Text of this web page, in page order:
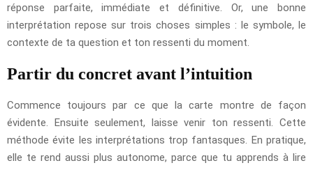
réponse parfaite, immédiate et définitive. Or, une bonne
interprétation repose sur trois choses simples : le symbole, le
contexte de ta question et ton ressenti du moment.
Partir du concret avant l’intuition
Commence toujours par ce que la carte montre de façon
évidente. Ensuite seulement, laisse venir ton ressenti. Cette
méthode évite les interprétations trop fantasques. En pratique,
elle te rend aussi plus autonome, parce que tu apprends à lire